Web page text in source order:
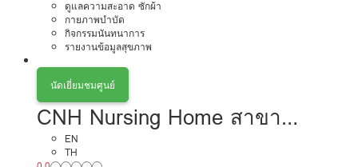
ดูแลความสะอาด ซักผ้า
กายภาพบำบัด
กิจกรรมนันทนาการ
รายงานข้อมูลสุขภาพ
นัดเยี่ยมชมศูนย์
CNH Nursing Home สาขา
รัชดาภิเษก 32
EN
TH